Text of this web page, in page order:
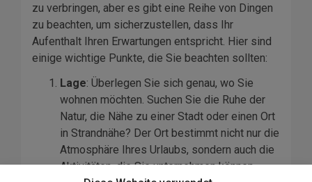
zu verbringen, aber es gibt eine Reihe von Dingen
zu beachten, um sicherzustellen, dass Ihr
Aufenthalt Ihren Erwartungen entspricht. Hier sind
einige wichtige Punkte, die Sie beachten sollten:
Lage: Überlegen Sie sich genau, wo Sie
wohnen möchten. Suchen Sie die Ruhe der
Natur, die Nähe zu einer Stadt oder einen Ort
in Strandnähe? Der Ort bestimmt nicht nur die
Atmosphäre Ihres Urlaubs, sondern auch die
Aktivitäten, die Sie unternehmen können.